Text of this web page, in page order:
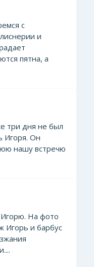
с
и
пятна, а
три дня не был
Игоря. Он
нашу встречю
На фото
Игорь и барбус